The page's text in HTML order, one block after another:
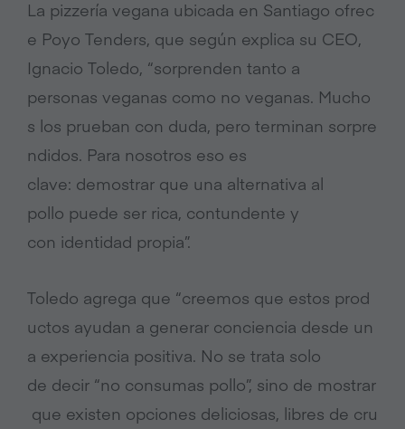
La pizzería vegana ubicada en Santiago ofrec
e Poyo Tenders, que según explica su CEO,
Ignacio Toledo, “sorprenden tanto a
personas veganas como no veganas. Mucho
s los prueban con duda, pero terminan sorpre
ndidos. Para nosotros eso es
clave: demostrar que una alternativa al
pollo puede ser rica, contundente y
con identidad propia”.
Toledo agrega que “creemos que estos prod
uctos ayudan a generar conciencia desde un
a experiencia positiva. No se trata solo
de decir “no consumas pollo”, sino de mostrar
que existen opciones deliciosas, libres de cru